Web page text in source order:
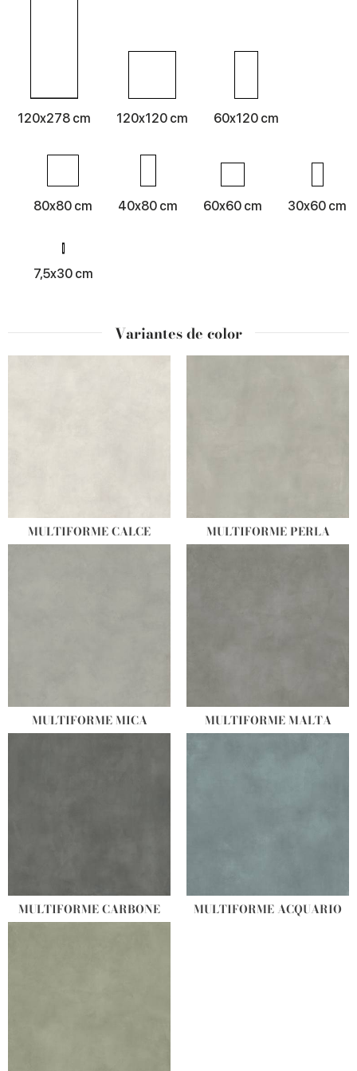
120x278 cm 120x120 cm 60x120 cm
80x80 cm 40x80 cm 60x60 cm 30x60 cm
7,5x30 cm
Variantes de color
MULTIFORME CALCE MULTIFORME PERLA
MULTIFORME MICA MULTIFORME MALTA
MULTIFORME CARBONE MULTIFORME ACQUARIO